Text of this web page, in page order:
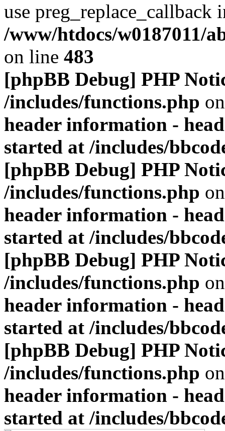
use preg_replace_callback
/www/htdocs/w0187011/
on line 483
[phpBB Debug] PHP
/includes/functions.php
header information -
started at /includes/
[phpBB Debug] PHP
/includes/functions.php
header information -
started at /includes/
[phpBB Debug] PHP
/includes/functions.php
header information -
started at /includes/
[phpBB Debug] PHP
/includes/functions.php
header information -
started at /includes/